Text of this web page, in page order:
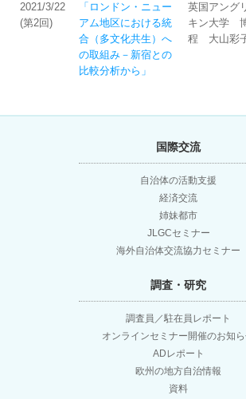
2021/3/22
(第2回)
「ロンドン・ニュー
アム地区における統
合（多文化共生）へ
の取組み－新宿との
比較分析から」
英国アング
キン大学
程 大山彩
国際交流
自治体の活動支援
経済交流
姉妹都市
JLGCセミナー
海外自治体交流協力セミナー
調査・研究
調査員／駐在員レポート
オンラインセミナー開催のお知
ADレポート
欧州の地方自治情報
資料